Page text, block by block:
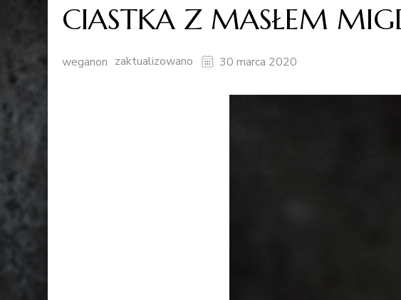
CIASTKA Z MASŁEM
weganon zaktualizowano 30 marca 2020